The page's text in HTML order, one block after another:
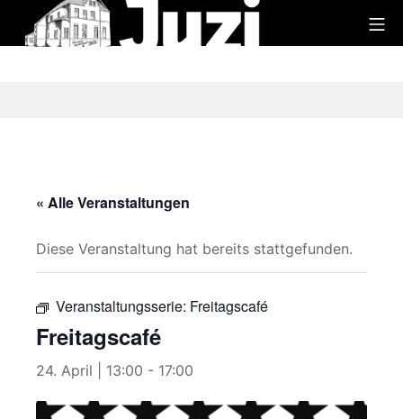
Inhalt
« Alle Veranstaltungen
Diese Veranstaltung hat bereits stattgefunden.
Veranstaltungsserie: Freitagscafé
Freitagscafé
24. April | 13:00 - 17:00